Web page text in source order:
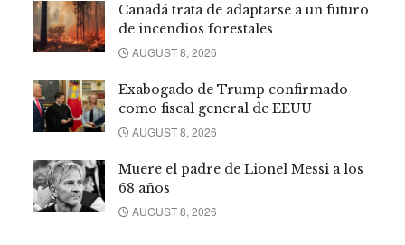
Canadá trata de adaptarse a un futuro
de incendios forestales
AUGUST 8, 2026
Exabogado de Trump confirmado
como fiscal general de EEUU
AUGUST 8, 2026
Muere el padre de Lionel Messi a los
68 años
AUGUST 8, 2026